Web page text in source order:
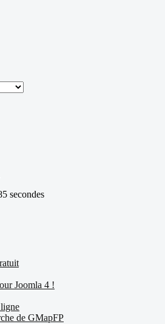
secondes
Joomla 4 !
de GMapFP